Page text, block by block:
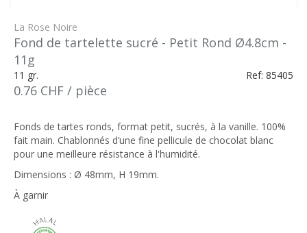
La Rose Noire
Fond de tartelette sucré - Petit Rond Ø4.8cm -
11g
11 gr. Ref: 85405
0.76 CHF / pièce
Fonds de tartes ronds, format petit, sucrés, à la vanille. 100%
fait main. Chablonnés d’une fine pellicule de chocolat blanc
pour une meilleure résistance à l'humidité.
Dimensions : Ø 48mm, H 19mm.
À garnir